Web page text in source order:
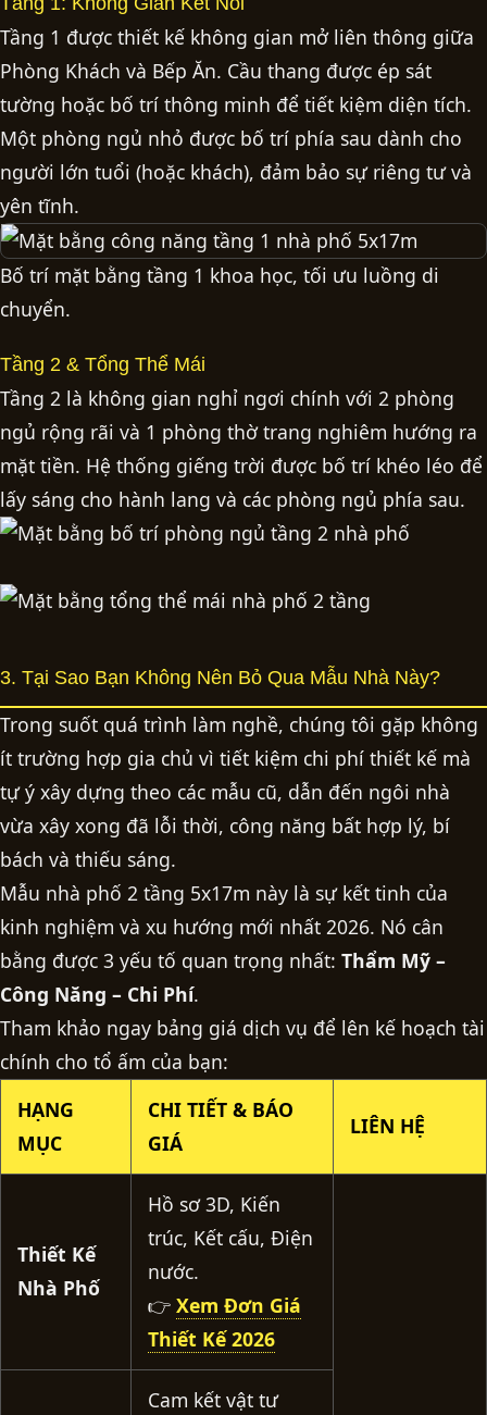
Tầng 1 được thiết kế không gian mở liên thông giữa
Phòng Khách và Bếp Ăn. Cầu thang được ép sát
tường hoặc bố trí thông minh để tiết kiệm diện tích.
Một phòng ngủ nhỏ được bố trí phía sau dành cho
người lớn tuổi (hoặc khách), đảm bảo sự riêng tư và
yên tĩnh.
Bố trí mặt bằng tầng 1 khoa học, tối ưu luồng di
chuyển.
Tầng 2 & Tổng Thể Mái
Tầng 2 là không gian nghỉ ngơi chính với 2 phòng
ngủ rộng rãi và 1 phòng thờ trang nghiêm hướng ra
mặt tiền. Hệ thống giếng trời được bố trí khéo léo để
lấy sáng cho hành lang và các phòng ngủ phía sau.
3. Tại Sao Bạn Không Nên Bỏ Qua Mẫu Nhà Này?
Trong suốt quá trình làm nghề, chúng tôi gặp không
ít trường hợp gia chủ vì tiết kiệm chi phí thiết kế mà
tự ý xây dựng theo các mẫu cũ, dẫn đến ngôi nhà
vừa xây xong đã lỗi thời, công năng bất hợp lý, bí
bách và thiếu sáng.
Mẫu nhà phố 2 tầng 5x17m này là sự kết tinh của
kinh nghiệm và xu hướng mới nhất 2026. Nó cân
bằng được 3 yếu tố quan trọng nhất: Thẩm Mỹ –
Công Năng – Chi Phí.
Tham khảo ngay bảng giá dịch vụ để lên kế hoạch tài
chính cho tổ ấm của bạn:
HẠNG
MỤC
CHI TIẾT & BÁO
GIÁ
LIÊN HỆ
Thiết Kế
Nhà Phố
Hồ sơ 3D, Kiến
trúc, Kết cấu, Điện
nước.
👉 Xem Đơn Giá
Thiết Kế 2026
Cam kết vật tư